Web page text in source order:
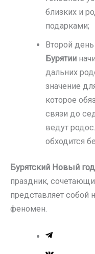
близких и
подарками;
Второй день
Бурятии
дальних
значение
которое
связи до
ведут
обходится
Бурятский Новый год
праздник,
представляет собой
феномен.